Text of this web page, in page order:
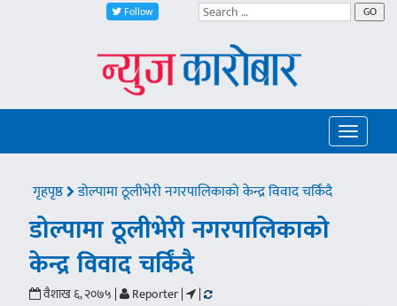
Follow GO
Toggle
गृहपृष्ठ डोल्पामा ठूलीभेरी नगरपालिकाको केन्द्र विवाद चर्किंदै
डोल्पामा ठूलीभेरी नगरपालिकाको
केन्द्र विवाद चर्किंदै
वैशाख ६, २०७५ | Reporter | |